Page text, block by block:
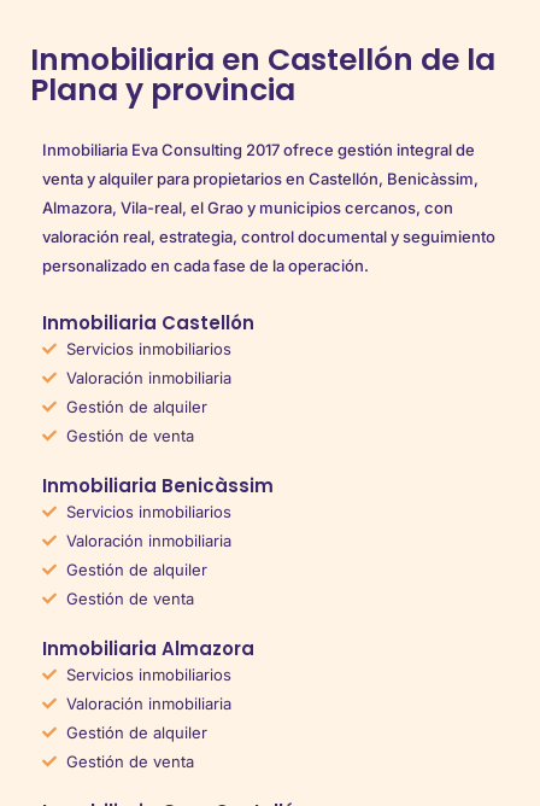
Inmobiliaria en Castellón de la
Plana y provincia
Inmobiliaria Eva Consulting 2017 ofrece gestión integral de
venta y alquiler para propietarios en Castellón, Benicàssim,
Almazora, Vila-real, el Grao y municipios cercanos, con
valoración real, estrategia, control documental y seguimiento
personalizado en cada fase de la operación.
Inmobiliaria Castellón
Servicios inmobiliarios
Valoración inmobiliaria
Gestión de alquiler
Gestión de venta
Inmobiliaria Benicàssim
Servicios inmobiliarios
Valoración inmobiliaria
Gestión de alquiler
Gestión de venta
Inmobiliaria Almazora
Servicios inmobiliarios
Valoración inmobiliaria
Gestión de alquiler
Gestión de venta